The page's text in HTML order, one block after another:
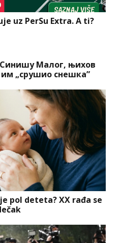
uz PerSu Extra. A ti?
Малог, њихов
„срушио снешка”
pol deteta? XX rađa se